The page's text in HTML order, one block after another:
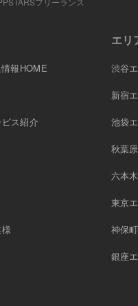
報HOME
ス紹介
エリ
渋谷
新宿
池袋
秋葉
六本
東京
神保
銀座